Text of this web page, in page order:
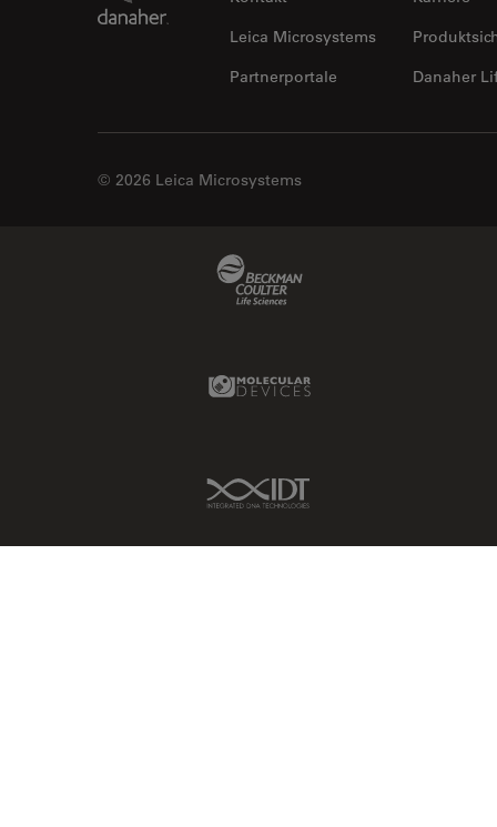
Leica Microsystems
Partnerportale
Danaher
© 2026 Leica Microsystems
Molecular Devices Link
IDT Link